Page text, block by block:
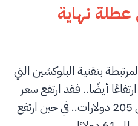
عطلة نهاية
بتقنية البلوكشين التي
أيضًا.. فقد ارتفع سعر
سولانا بنسبة 10.8٪ ليصل إلى 205 دولارات.. في حين ارتفع